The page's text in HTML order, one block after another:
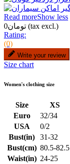
Read moreShow less
تومان0 (tax excl.)
Rating:
(0)
Write your review
Size chart
Women's clothing size
Size XS
Euro
32/34
USA
0/2
Bust(in)
31-32
Bust(cm) 80.5-82.5
Waist(in) 24-25